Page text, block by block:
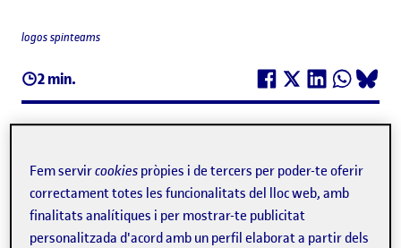
2 min.
logos spinteams
Les universitats són la principal font d’innovació i
Fem servircookies pròpies i de tercers per poder-te oferir
correctament totes les funcionalitats del lloc web, amb
finalitats analítiques i per mostrar-te publicitat
personalitzada d'acord amb un perfil elaborat a partir dels